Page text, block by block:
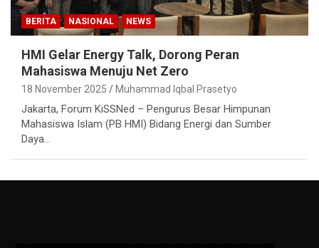
BERITA NASIONAL NEWS
HMI Gelar Energy Talk, Dorong Peran
Mahasiswa Menuju Net Zero
18 November 2025 Muhammad Iqbal Prasetyo
Jakarta, Forum KiSSNed – Pengurus Besar Himpunan
Mahasiswa Islam (PB HMI) Bidang Energi dan Sumber
Daya…